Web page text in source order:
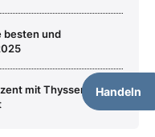
Handeln
besten und
mit Thyssenkrupp